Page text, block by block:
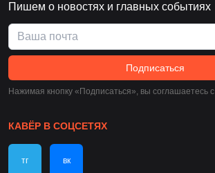
Пишем о новостях и главных событиях
Подписаться
Нажимая кнопку «Подписаться», вы соглашаетесь c
КАВЁР В СОЦСЕТЯХ
тг вк